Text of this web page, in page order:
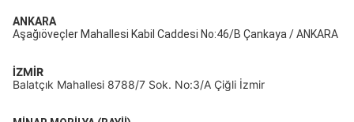
ANKARA
Aşağıöveçler Mahallesi Kabil Caddesi No:46/B Çankaya / ANKARA
İZMİR
Balatçık Mahallesi 8788/7 Sok. No:3/A Çiğli İzmir